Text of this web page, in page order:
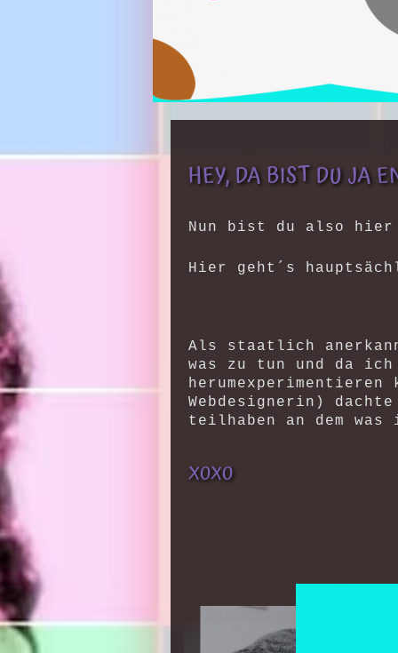
HEY, DA BIST DU JA
Nun bist du also hier
Hier geht´s
Als staatlich
was zu tun und da
herumexperimentieren
Webdesignerin)
teilhaben an dem
XOXO